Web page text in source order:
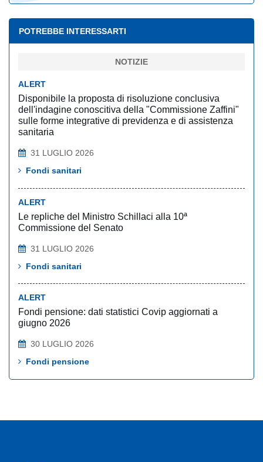
POTREBBE INTERESSARTI
NOTIZIE
ALERT
Disponibile la proposta di risoluzione conclusiva
dell'indagine conoscitiva della "Commissione Zaffini"
sulle forme integrative di previdenza e di assistenza
sanitaria
31 LUGLIO 2026
Fondi sanitari
ALERT
Le repliche del Ministro Schillaci alla 10ª
Commissione del Senato
31 LUGLIO 2026
Fondi sanitari
ALERT
Fondi pensione: dati statistici Covip aggiornati a
giugno 2026
30 LUGLIO 2026
Fondi pensione